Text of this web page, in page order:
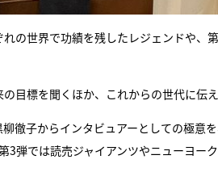
れの世界で功績を残したレジェンドや
目標を聞くほか、これからの世代に伝
徹子からインタビュアーとしての極
3弾では読売ジャイアンツやニューヨー